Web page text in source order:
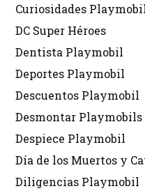
Curiosidades
DC Super Héroes
Dentista Playmobil
Deportes Playmobil
Descuentos Playmobil
Desmontar Playmobils
Despiece Playmobil
Día de los Muertos y
Diligencias Playmobil